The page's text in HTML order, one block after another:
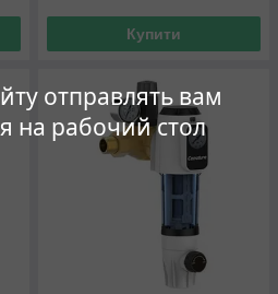
отправлять вам
на рабочий стол
Купити